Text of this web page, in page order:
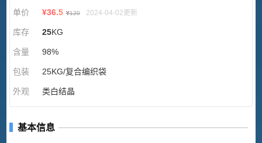
单价 ¥36.5 ¥120 2024-04-02更新
库存 25KG
含量 98%
包装 25KG/复合编织袋
外观 类白结晶
基本信息